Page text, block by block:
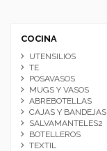
COCINA
UTENSILIOS
TE
POSAVASOS
MUGS Y VASOS
ABREBOTELLAS
CAJAS Y BANDEJAS
SALVAMANTELES2
BOTELLEROS
TEXTIL